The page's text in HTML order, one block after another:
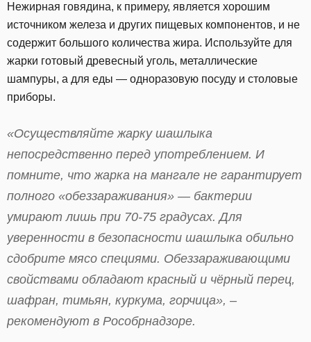
Нежирная говядина, к примеру, является хорошим
источником железа и других пищевых компонентов, и не
содержит большого количества жира. Используйте для
жарки готовый древесный уголь, металлические
шампуры, а для еды — одноразовую посуду и столовые
приборы.
«Осуществляйте жарку шашлыка
непосредственно перед употреблением. И
помните, что жарка на мангале не гарантирует
полного «обеззараживания» — бактерии
умирают лишь при 70-75 градусах. Для
уверенности в безопасности шашлыка обильно
сдобрите мясо специями. Обеззараживающими
свойствами обладают красный и чёрный перец,
шафран, тимьян, куркума, горчица», –
рекомендуют в Рособрнадзоре.